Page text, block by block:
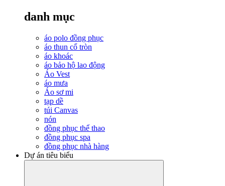
danh mục
áo polo đồng phục
áo thun cổ tròn
áo khoác
áo bảo hộ lao động
Áo Vest
áo mưa
Áo sơ mi
tạp dề
túi Canvas
nón
đồng phục thể thao
đồng phục spa
đồng phục nhà hàng
Dự án tiêu biểu